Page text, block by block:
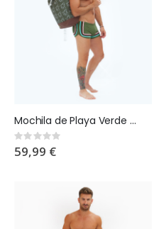
Mochila de Playa Verde Militar Monograma
Rating:
0%
59,99 €